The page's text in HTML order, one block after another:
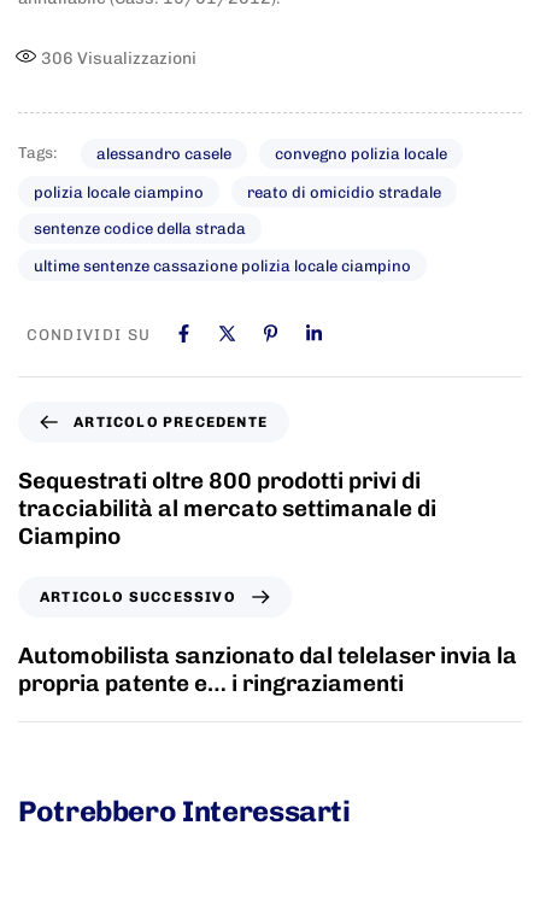
306 Visualizzazioni
Tags: alessandro casele convegno polizia locale
polizia locale ciampino reato di omicidio stradale
sentenze codice della strada
ultime sentenze cassazione polizia locale ciampino
CONDIVIDI SU
ARTICOLO PRECEDENTE
Sequestrati oltre 800 prodotti privi di
tracciabilità al mercato settimanale di
Ciampino
ARTICOLO SUCCESSIVO
Automobilista sanzionato dal telelaser invia la
propria patente e… i ringraziamenti
Potrebbero Interessarti